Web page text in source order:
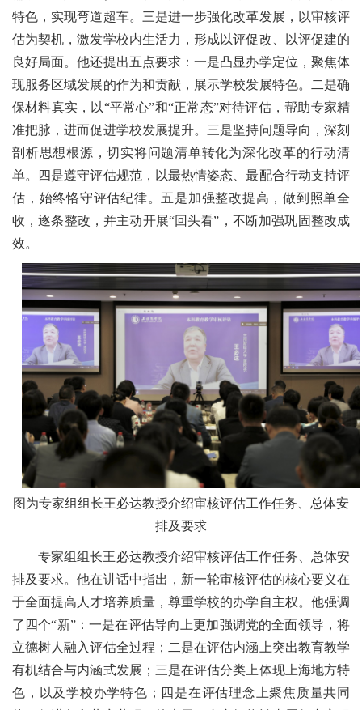
特色，实现弯道超车。三是进一步强化改革发展，以审核评
估为契机，激发学校内生活力，形成以评促改、以评促建的
良好局面。他还提出五点要求：一是凸显办学定位，聚焦体
现服务区域发展的作为和贡献，展示学校发展特色。二是确
保材料真实，以“平常心”和“正常态”对待评估，帮助专家精
准把脉，进而促进学校发展提升。三是坚持问题导向，深刻
剖析思想根源，切实将问题清单转化为深化改革的行动清
单。四是遵守评估规范，以最热情姿态、最配合行动支持评
估，始终恪守评估纪律。五是加强整改提高，做到照单全
收，逐条整改，并主动开展“回头看”，不断加强巩固整改成
效。
图为专家组组长王必达教授介绍审核评估工作任务、总体安
排及要求
专家组组长王必达教授介绍审核评估工作任务、总体安
排及要求。他在讲话中指出，新一轮审核评估的核心要义在
于全面提高人才培养质量，尊重学校的办学自主权。他强调
了四个“新”：一是在评估导向上更加强调党的全面领导，将
立德树人融入评估全过程；二是在评估内涵上突出教育教学
有机结合与内涵式发展；三是在评估分类上体现上海地方特
色，以及学校办学特色；四是在评估理念上聚焦质量共同